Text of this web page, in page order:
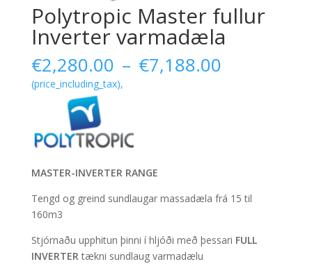
Polytropic Master fullur
Inverter varmadæla
€2,280.00 – €7,188.00Plage
(price_including_tax),
MASTER-INVERTER RANGE
Tengd og greind sundlaugar massadæla frá 15 til
160m3
Stjórnaðu upphitun þinni í hljóði með þessari FULL
INVERTER tækni sundlaug varmadælu